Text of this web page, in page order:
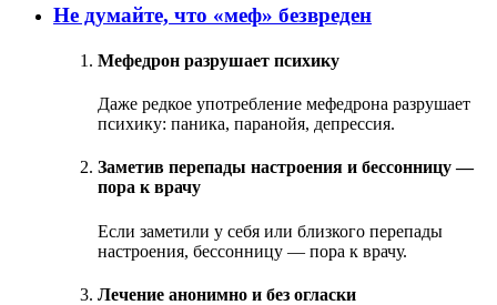
Не думайте, что «меф» безвреден
Мефедрон разрушает психику
Даже редкое употребление мефедрона разрушает
психику: паника, паранойя, депрессия.
Заметив перепады настроения и бессонницу —
пора к врачу
Если заметили у себя или близкого перепады
настроения, бессонницу — пора к врачу.
Лечение анонимно и без огласки